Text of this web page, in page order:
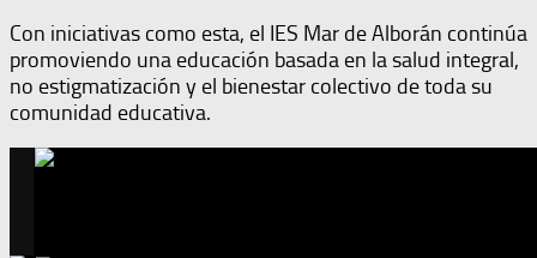
Con iniciativas como esta, el IES Mar de Alborán continúa
promoviendo una educación basada en la salud integral,
no estigmatización y el bienestar colectivo de toda su
comunidad educativa.